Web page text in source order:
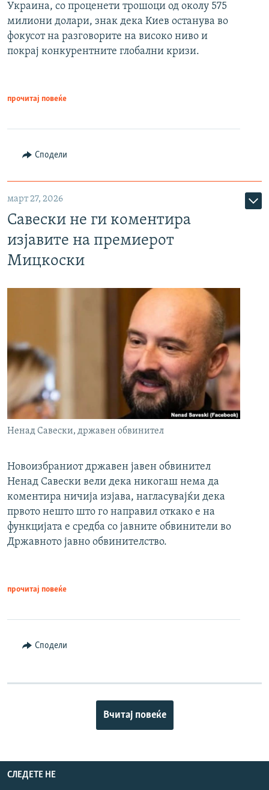
Украина, со проценети трошоци од околу 575
милиони долари, знак дека Киев останува во
фокусот на разговорите на високо ниво и
покрај конкурентните глобални кризи.
прочитај повеќе
Сподели
март 27, 2026
Савески не ги коментира
изјавите на премиерот
Мицкоски
Ненад Савески, државен обвинител
Новоизбраниот државен јавен обвинител
Ненад Савески вели дека никогаш нема да
коментира ничија изјава, нагласувајќи дека
првото нешто што го направил откако е на
функцијата е средба со јавните обвинители во
Државното јавно обвинителство.
прочитај повеќе
Сподели
Вчитај повеќе
СЛЕДЕТЕ НЕ